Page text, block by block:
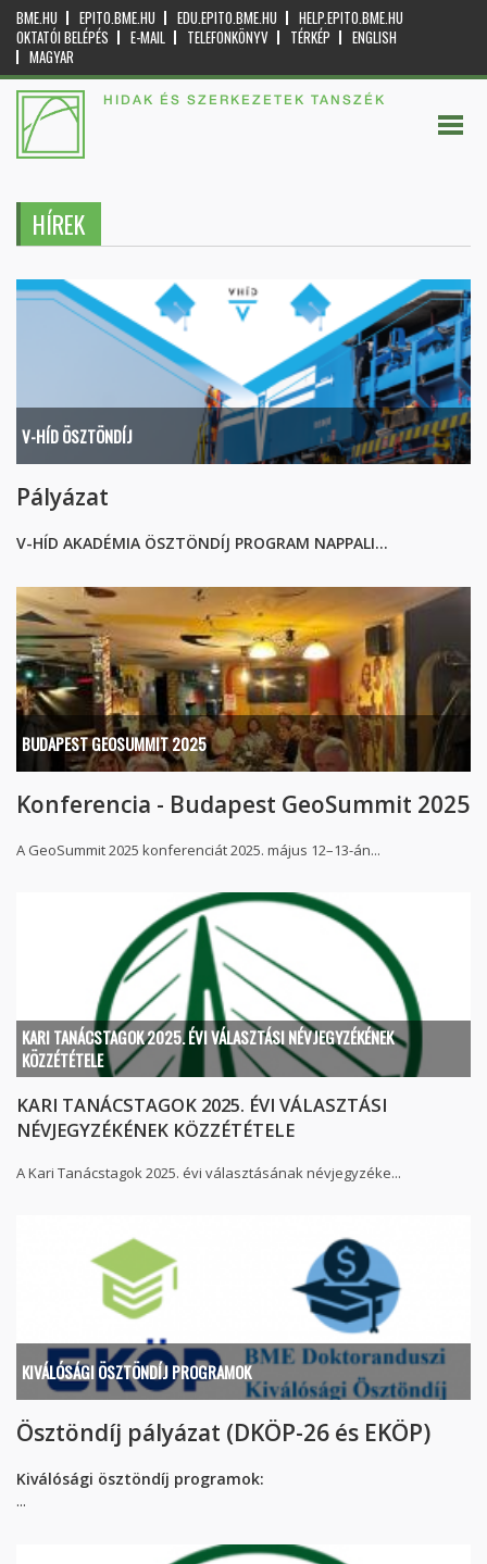
BME.HU EPITO.BME.HU EDU.EPITO.BME.HU
HELP.EPITO.BME.HU
OKTATÓI BELÉPÉS
E-MAIL TELEFONKÖNYV TÉRKÉP
ENGLISH
MAGYAR
HIDAK ÉS SZERKEZETEK TANSZÉK
HÍREK
V-HÍD ÖSZTÖNDÍJ
Pályázat
V-HÍD AKADÉMIA ÖSZTÖNDÍJ PROGRAM NAPPALI...
BUDAPEST GEOSUMMIT 2025
Konferencia - Budapest GeoSummit 2025
A GeoSummit 2025 konferenciát 2025. május 12–13-án...
KARI TANÁCSTAGOK 2025. ÉVI VÁLASZTÁSI NÉVJEGYZÉKÉNEK
KÖZZÉTÉTELE
KARI TANÁCSTAGOK 2025. ÉVI VÁLASZTÁSI
NÉVJEGYZÉKÉNEK KÖZZÉTÉTELE
A Kari Tanácstagok 2025. évi választásának névjegyzéke...
KIVÁLÓSÁGI ÖSZTÖNDÍJ PROGRAMOK
Ösztöndíj pályázat (DKÖP-26 és EKÖP)
Kiválósági ösztöndíj programok:
...